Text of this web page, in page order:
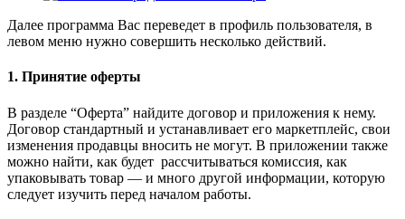
Далее программа Вас переведет в профиль пользователя, в
левом меню нужно совершить несколько действий.
1. Принятие оферты
В разделе “Оферта” найдите договор и приложения к нему.
Договор стандартный и устанавливает его маркетплейс, свои
изменения продавцы вносить не могут. В приложении также
можно найти, как будет рассчитываться комиссия, как
упаковывать товар — и много другой информации, которую
следует изучить перед началом работы.